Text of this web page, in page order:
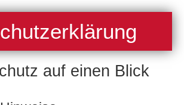
auf einen Blick